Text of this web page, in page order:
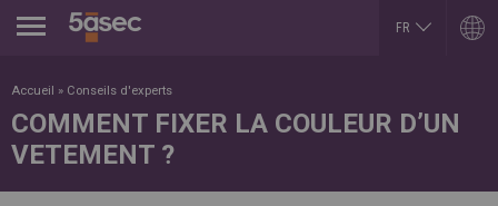
FR
ARGENTINA
English
BELGIUM
English
English
PORTUGAL
Accueil » Conseils d'experts
COMMENT FIXER LA COULEUR D’UN
VETEMENT ?